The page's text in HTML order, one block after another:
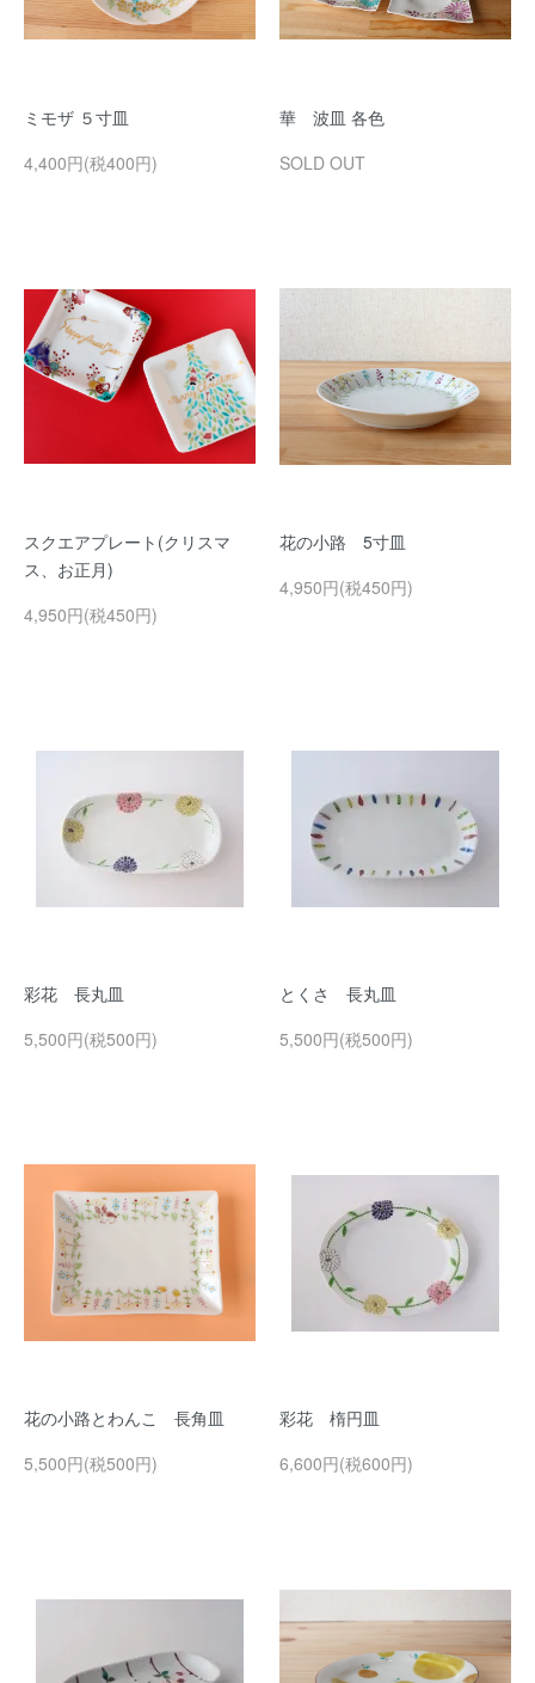
ミモザ ５寸皿
4,400円(税400円)
華 波皿 各色
SOLD OUT
スクエアプレート(クリスマ
ス、お正月)
4,950円(税450円)
花の小路 5寸皿
4,950円(税450円)
彩花 長丸皿
5,500円(税500円)
とくさ 長丸皿
5,500円(税500円)
花の小路とわんこ 長角皿
5,500円(税500円)
彩花 楕円皿
6,600円(税600円)